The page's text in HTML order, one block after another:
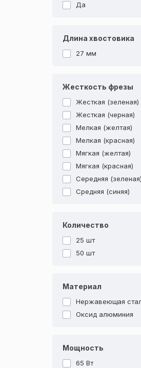
Да
Длина хвостовика
27 мм
Жесткость фрезы
Жесткая (зеленая)
Жесткая (черная)
Мелкая (желтая)
Мелкая (красная)
Мягкая (желтая)
Мягкая (красная)
Середняя (зеленая)
Средняя (синяя)
Количество
25 шт
50 шт
Материал
Нержавеющая
Оксид алюминия
Мощность
65 Вт